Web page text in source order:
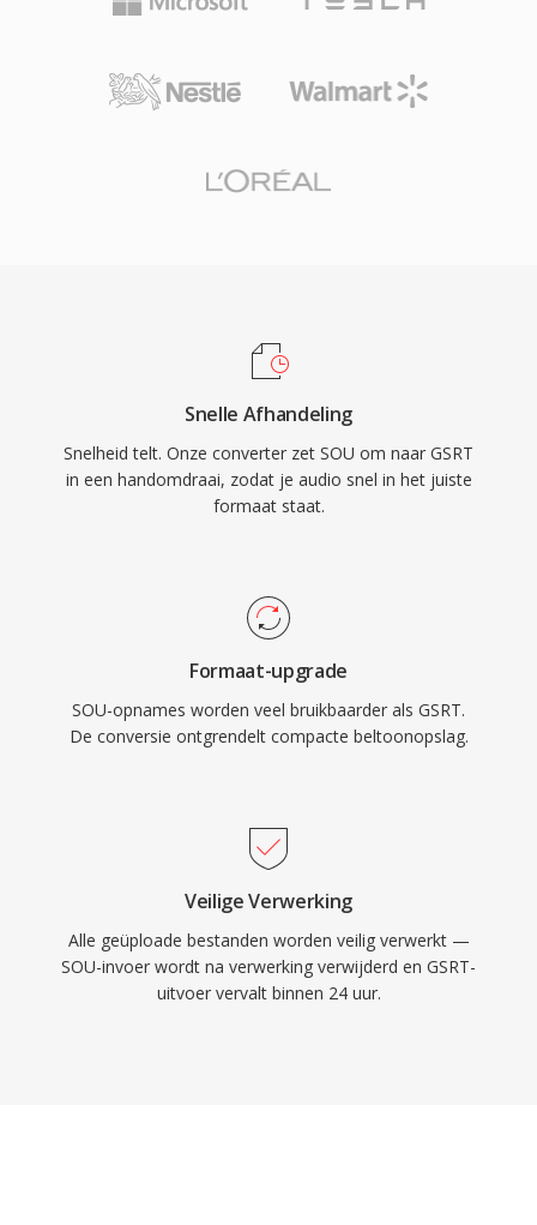
Snelle Afhandeling
Snelheid telt. Onze converter zet SOU om naar GSRT
in een handomdraai, zodat je audio snel in het juiste
formaat staat.
Formaat-upgrade
SOU-opnames worden veel bruikbaarder als GSRT.
De conversie ontgrendelt compacte beltoonopslag.
Veilige Verwerking
Alle geüploade bestanden worden veilig verwerkt —
SOU-invoer wordt na verwerking verwijderd en GSRT-
uitvoer vervalt binnen 24 uur.